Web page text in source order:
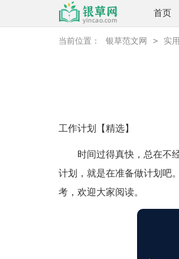
首页
当前位置： 银草范文网 > 实
工作计划【精选】
时间过得真快，总在不经
计划，就是在准备做计划吧
考，欢迎大家阅读。